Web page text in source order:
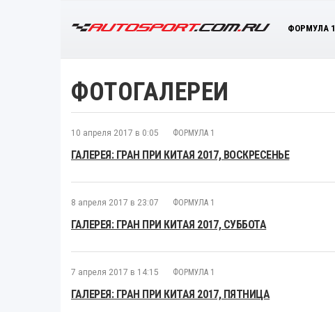
ФОРМУЛА 1
ФОТОГАЛЕРЕИ
10 апреля 2017 в 0:05 ФОРМУЛА 1
ГАЛЕРЕЯ: ГРАН ПРИ КИТАЯ 2017, ВОСКРЕСЕНЬЕ
8 апреля 2017 в 23:07 ФОРМУЛА 1
ГАЛЕРЕЯ: ГРАН ПРИ КИТАЯ 2017, СУББОТА
7 апреля 2017 в 14:15 ФОРМУЛА 1
ГАЛЕРЕЯ: ГРАН ПРИ КИТАЯ 2017, ПЯТНИЦА